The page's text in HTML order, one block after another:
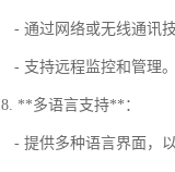
- 通过网络或无线通讯
- 支持远程监控和管理。
8. **多语言支持**：
- 提供多种语言界面，